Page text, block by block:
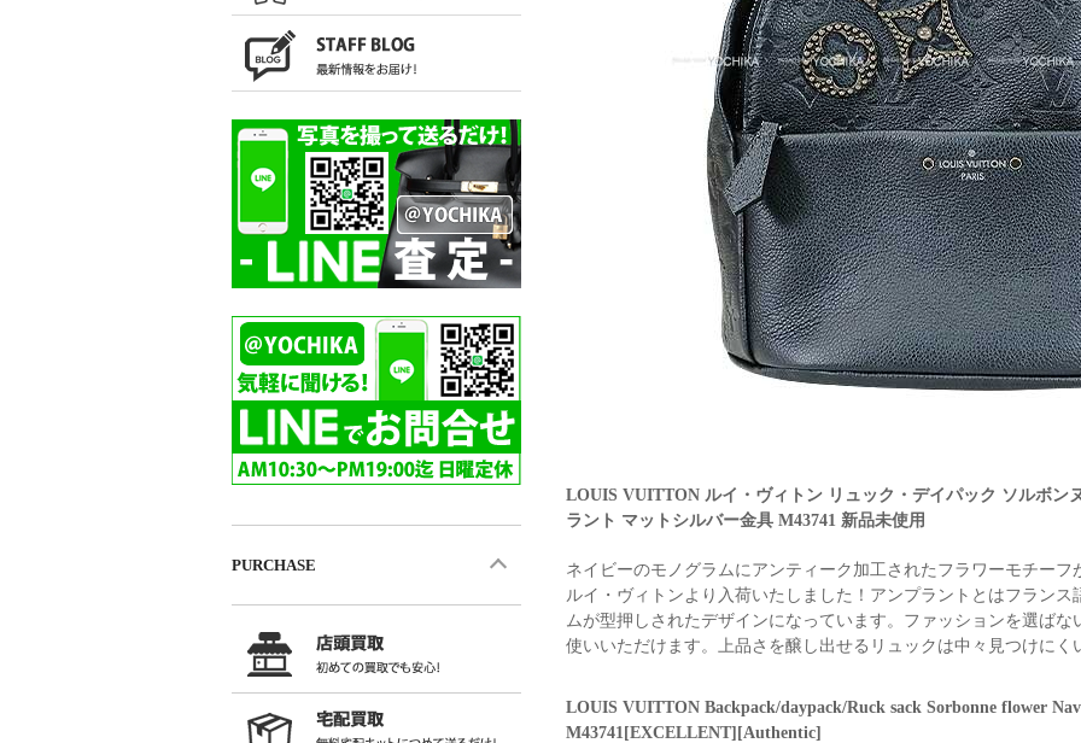
LOUIS VUITTON ルイ・ヴィトン リュック・デイパック ソルボン
ラント マットシルバー金具 M43741 新品未使用
ネイビーのモノグラムにアンティーク加工されたフラワーモチー
ルイ・ヴィトンより入荷いたしました！アンプラントとはフラン
ムが型押しされたデザインになっています。ファッションを選ば
使いいただけます。上品さを醸し出せるリュックは中々見つけにく
LOUIS VUITTON Backpack/daypack/Ruck sack Sorbonne flower
M43741[EXCELLENT][Authentic]
PURCHASE